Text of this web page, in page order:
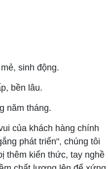
sinh động.
bền lâu.
năm tháng.
của khách hàng chính
phát triển", chúng tôi
thêm kiến thức, tay nghề